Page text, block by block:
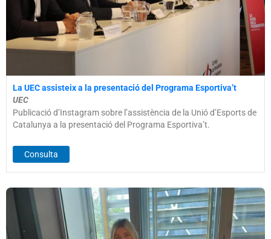
La UEC assisteix a la presentació del Programa Esportiva’t
UEC
Publicació d’Instagram sobre l’assistència de la Unió d’Esports de
Catalunya a la presentació del Programa Esportiva’t.
Consulta